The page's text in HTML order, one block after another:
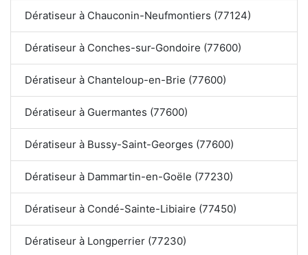
Dératiseur à Chauconin-Neufmontiers (77124)
Dératiseur à Conches-sur-Gondoire (77600)
Dératiseur à Chanteloup-en-Brie (77600)
Dératiseur à Guermantes (77600)
Dératiseur à Bussy-Saint-Georges (77600)
Dératiseur à Dammartin-en-Goële (77230)
Dératiseur à Condé-Sainte-Libiaire (77450)
Dératiseur à Longperrier (77230)